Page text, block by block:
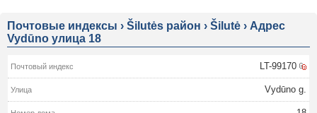
Почтовые индексы › Šilutės район › Šilutė › Адрес
Vydūno улица 18
LT-99170
Vydūno g.